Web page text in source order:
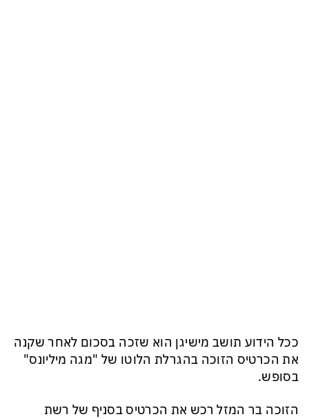
ככל הידוע תושב מישיגן הוא שזכה בסכום לאחר שקנה
את הכרטיס הזוכה בהגרלת הלוטו של "מגה מיליונס"
בסופש.
הזוכה בר המזל רכש את הכרטיס בסניף של רשת